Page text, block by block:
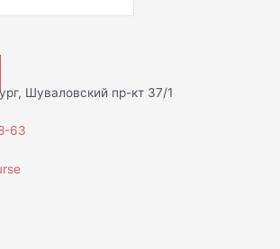
Шуваловский пр-кт 37/1
63